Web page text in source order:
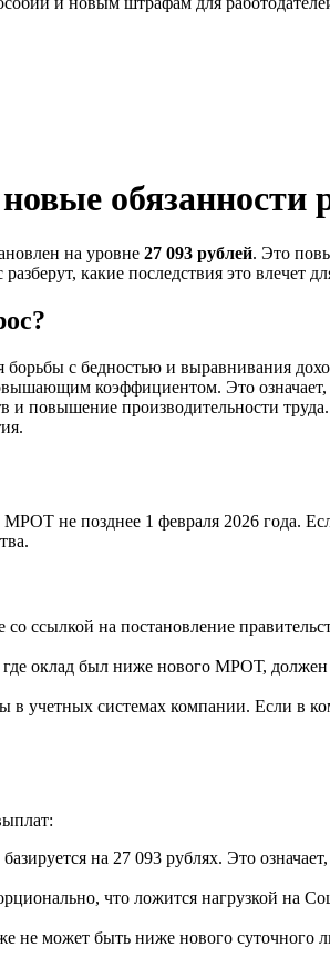
обязанности
на уровне 27 093 рублей. Это
какие последствия это влечет
с бедностью и выравнивания
коэффициентом. Это
и повышение производительности
не позднее 1 февраля 2026 года.
ссылкой на постановление
где оклад был ниже нового МРОТ,
учетных системах компании. Если в
на 27 093 рублях. Это
что ложится нагрузкой на
не может быть ниже нового